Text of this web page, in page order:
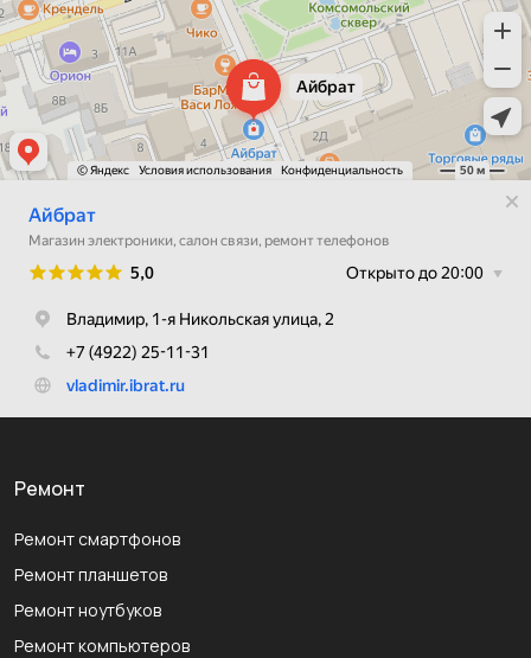
Ремонт
Ремонт смартфонов
Ремонт планшетов
Ремонт ноутбуков
Ремонт компьютеров